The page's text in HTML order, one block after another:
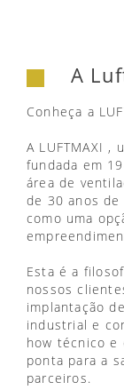
A
Conheça a
A LUFTMAXI ,
fundada em
área de
de 30 anos
como uma
Esta é a
nossos
implantação
industrial e
how técnico e
ponta para a
parceiros.